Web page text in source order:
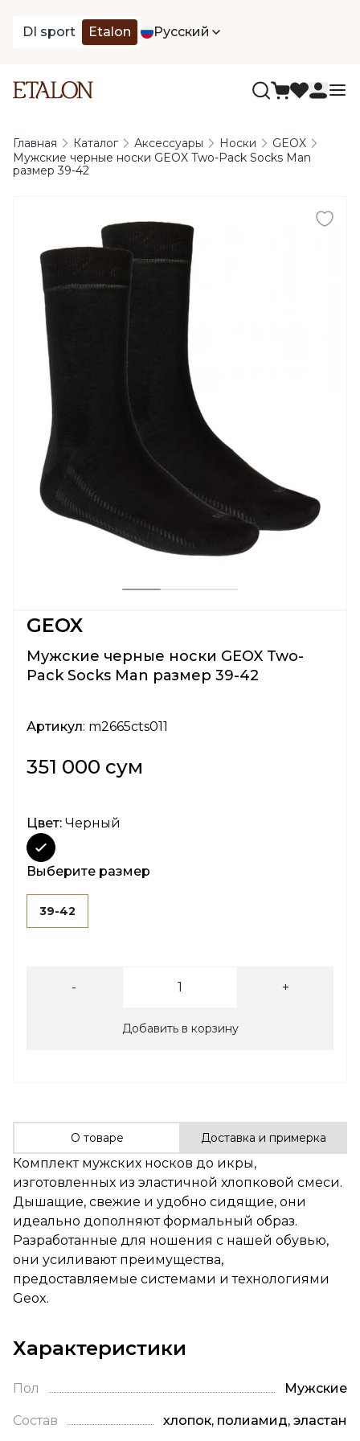
DI sport Etalon Русский
Главная Каталог Аксессуары Носки
GEOX
Мужские черные носки GEOX Two-Pack Socks Man
размер 39-42
GEOX
Мужские черные носки GEOX Two-
Pack Socks Man размер 39-42
Артикул: m2665cts011
351 000 сум
Цвет: Черный
Выберите размер
39-42
- +
Добавить в корзину
О товаре Доставка и примерка
Комплект мужских носков до икры,
изготовленных из эластичной хлопковой смеси.
Дышащие, свежие и удобно сидящие, они
идеально дополняют формальный образ.
Разработанные для ношения с нашей обувью,
они усиливают преимущества,
предоставляемые системами и технологиями
Geox.
Характеристики
Пол Мужские
Состав хлопок, полиамид, эластан